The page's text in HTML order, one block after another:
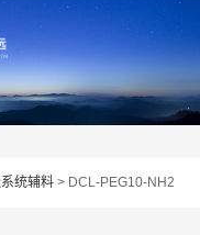
统辅料 > DCL-PEG10-NH2